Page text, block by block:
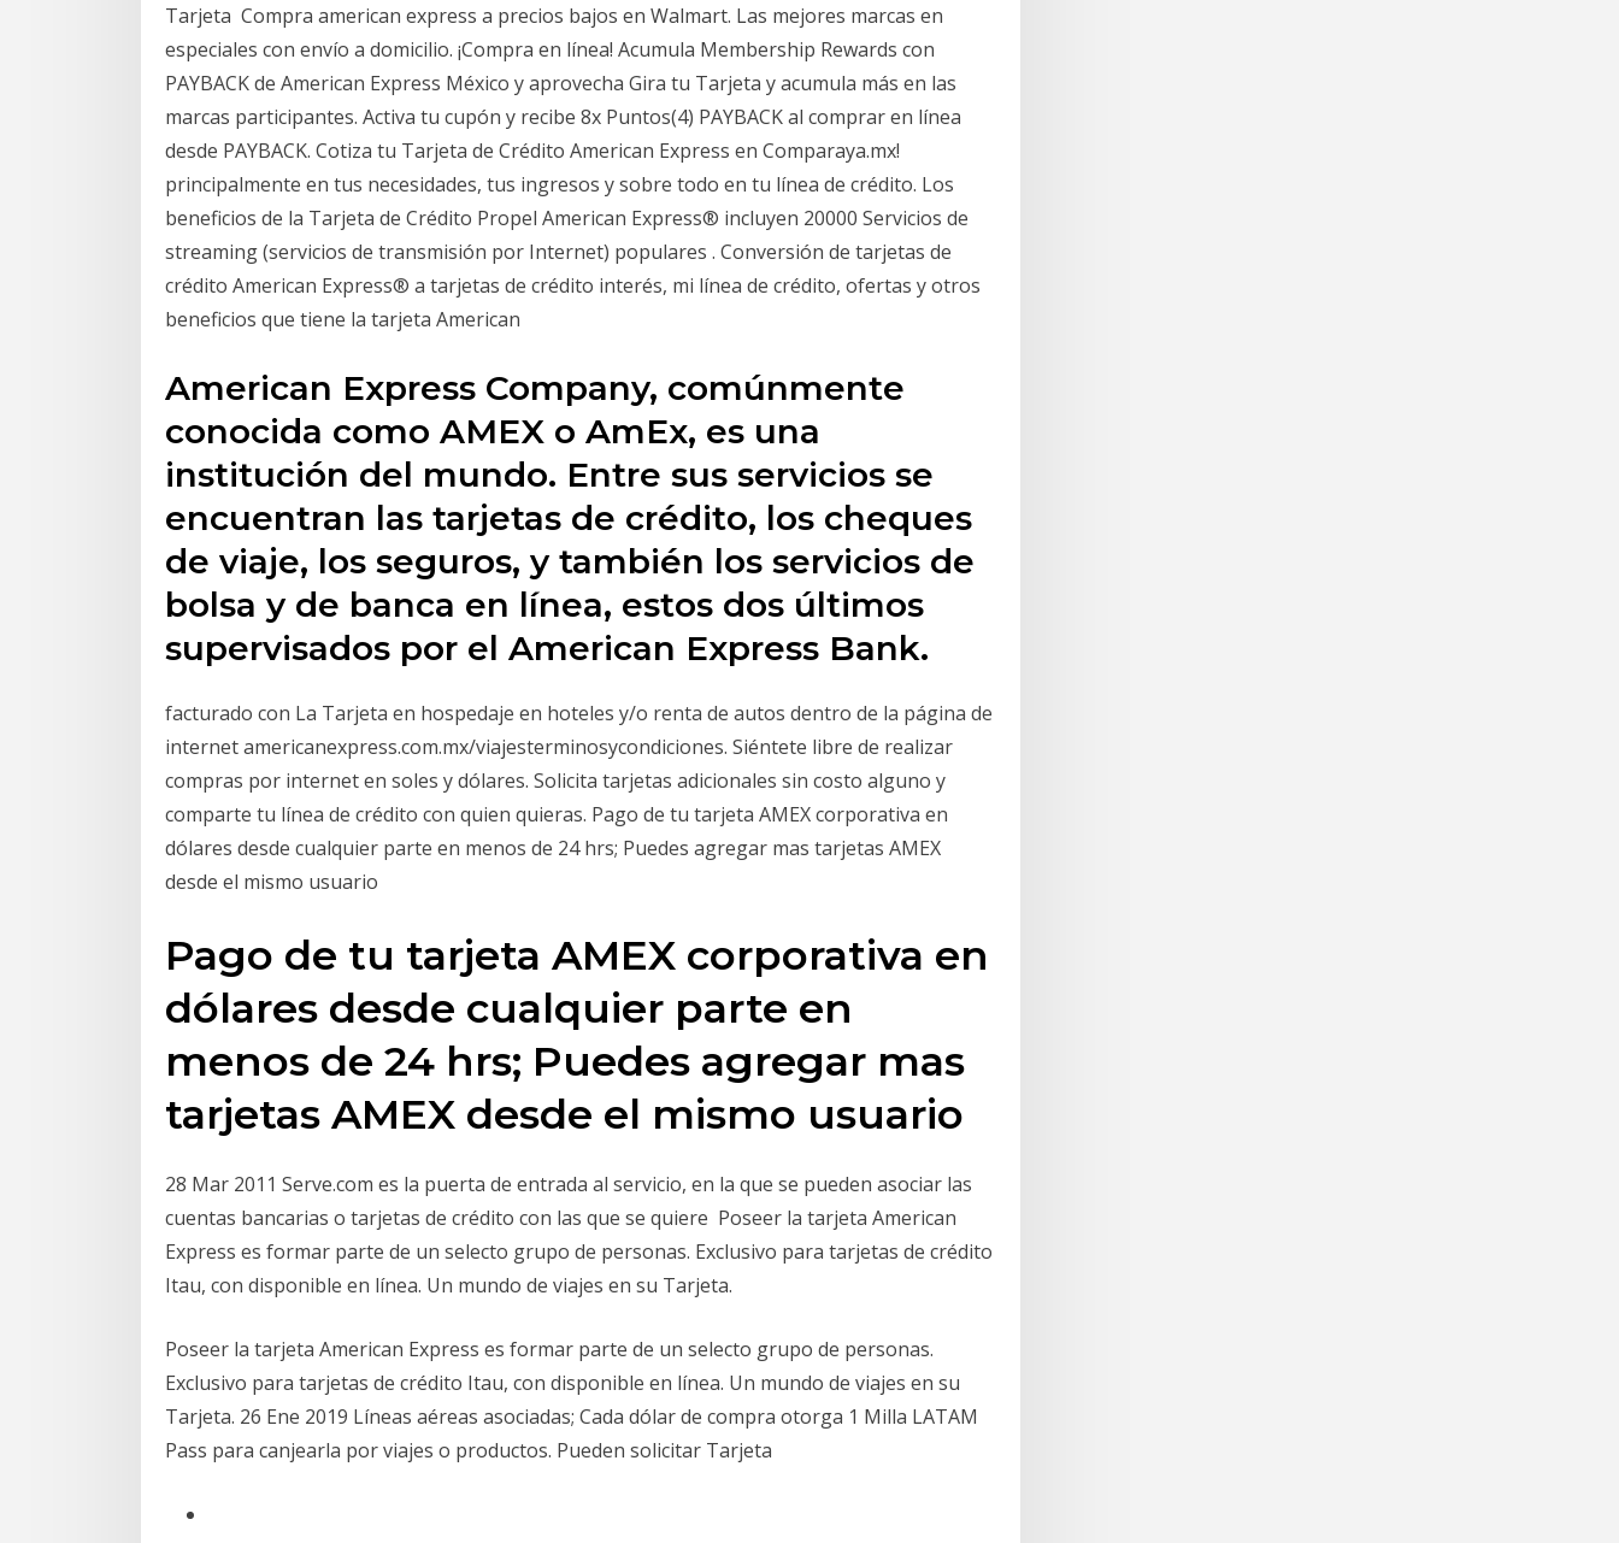
Tarjeta Compra american express a precios bajos en Walmart. Las mejores marcas en
especiales con envío a domicilio. ¡Compra en línea! Acumula Membership Rewards con
PAYBACK de American Express México y aprovecha Gira tu Tarjeta y acumula más en las
marcas participantes. Activa tu cupón y recibe 8x Puntos(4) PAYBACK al comprar en línea
desde PAYBACK. Cotiza tu Tarjeta de Crédito American Express en Comparaya.mx!
principalmente en tus necesidades, tus ingresos y sobre todo en tu línea de crédito. Los
beneficios de la Tarjeta de Crédito Propel American Express® incluyen 20000 Servicios de
streaming (servicios de transmisión por Internet) populares . Conversión de tarjetas de
crédito American Express® a tarjetas de crédito interés, mi línea de crédito, ofertas y otros
beneficios que tiene la tarjeta American
American Express Company, comúnmente
conocida como AMEX o AmEx, es una
institución del mundo.​ Entre sus servicios se
encuentran las tarjetas de crédito, los cheques
de viaje, los seguros, y también los servicios de
bolsa y de banca en línea, estos dos últimos
supervisados por el American Express Bank.
facturado con La Tarjeta en hospedaje en hoteles y/o renta de autos dentro de la página de
internet americanexpress.com.mx/viajesterminosycondiciones. Siéntete libre de realizar
compras por internet en soles y dólares. Solicita tarjetas adicionales sin costo alguno y
comparte tu línea de crédito con quien quieras. Pago de tu tarjeta AMEX corporativa en
dólares desde cualquier parte en menos de 24 hrs; Puedes agregar mas tarjetas AMEX
desde el mismo usuario
Pago de tu tarjeta AMEX corporativa en
dólares desde cualquier parte en
menos de 24 hrs; Puedes agregar mas
tarjetas AMEX desde el mismo usuario
28 Mar 2011 Serve.com es la puerta de entrada al servicio, en la que se pueden asociar las
cuentas bancarias o tarjetas de crédito con las que se quiere Poseer la tarjeta American
Express es formar parte de un selecto grupo de personas. Exclusivo para tarjetas de crédito
Itau, con disponible en línea. Un mundo de viajes en su Tarjeta.
Poseer la tarjeta American Express es formar parte de un selecto grupo de personas.
Exclusivo para tarjetas de crédito Itau, con disponible en línea. Un mundo de viajes en su
Tarjeta. 26 Ene 2019 Líneas aéreas asociadas; Cada dólar de compra otorga 1 Milla LATAM
Pass para canjearla por viajes o productos. Pueden solicitar Tarjeta